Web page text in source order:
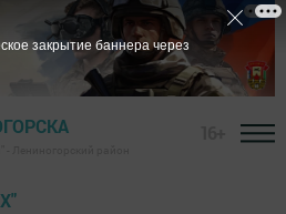
закрытие баннера через